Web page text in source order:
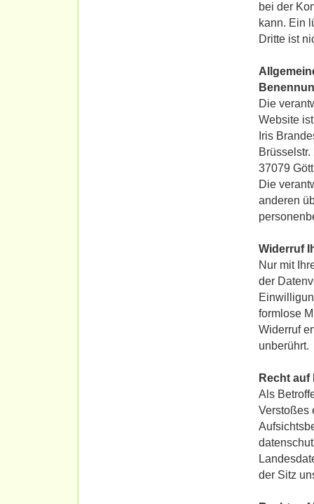
bei der
kann. Ein
Dritte ist
Die
Website
Iris
Brüsselstr.
37079
Die
anderen
Widerruf
Nur mit
der
formlose
Widerruf
unberührt.
Recht
Als
Verstoßes
der Sitz